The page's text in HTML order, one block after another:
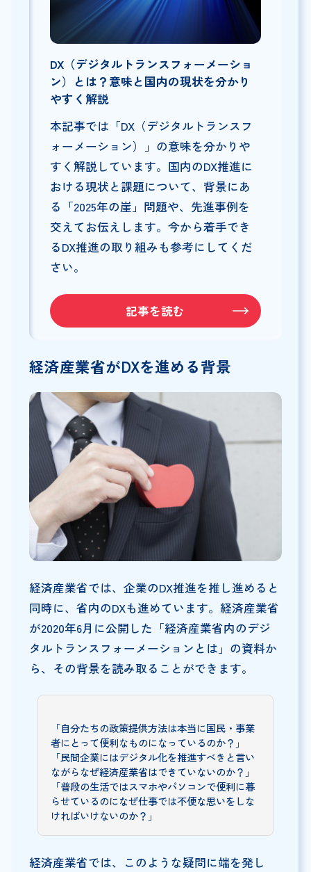
記事を読む
DX（デジタルトランスフォーメーショ
ン）とは？意味と国内の現状を分かり
やすく解説
本記事では「DX（デジタルトランスフ
ォーメーション）」の意味を分かりや
すく解説しています。国内のDX推進に
おける現状と課題について、背景にあ
る「2025年の崖」問題や、先進事例を
交えてお伝えします。今から着手でき
るDX推進の取り組みも参考にしてくだ
さい。
経済産業省がDXを進める背景
経済産業省では、企業のDX推進を推し進めると
同時に、省内のDXも進めています。経済産業省
が2020年6月に公開した「経済産業省内のデジ
タルトランスフォーメーションとは」の資料か
ら、その背景を読み取ることができます。
「自分たちの政策提供方法は本当に国民・事業
者にとって便利なものになっているのか？」
「民間企業にはデジタル化を推進すべきと言い
ながらなぜ経済産業省はできていないのか？」
「普段の生活ではスマホやパソコンで便利に暮
らせているのになぜ仕事では不便な思いをしな
ければいけないのか？」
経済産業省では、このような疑問に端を発し